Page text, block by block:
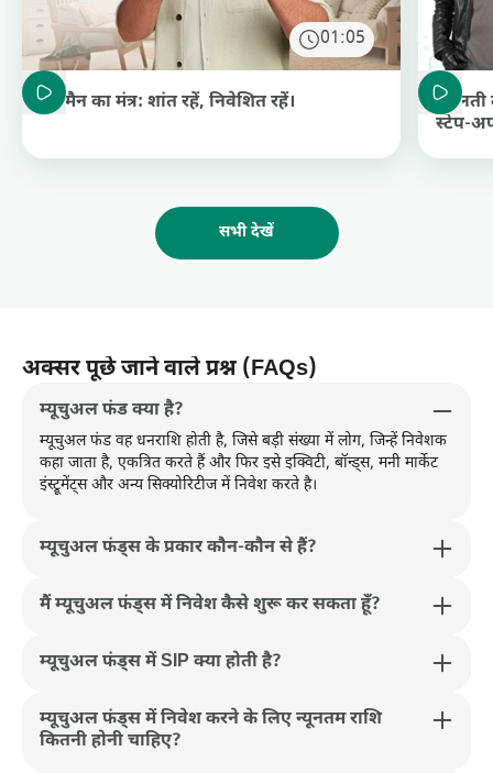
01:05
Duration: 1 minute and 5 seconds
हिटमैन का मंत्र: शांत रहें, निवेशित रहें।
बदलती
स्टेप-
सभी देखें
अक्सर पूछे जाने वाले प्रश्न (FAQs)
म्यूचुअल फंड क्या है?
म्यूचुअल फंड वह धनराशि होती है, जिसे बड़ी संख्या में लोग, जिन्हें निवेशक
कहा जाता है, एकत्रित करते हैं और फिर इसे इक्विटी, बॉन्ड्स, मनी मार्केट
इंस्ट्रूमेंट्स और अन्य सिक्योरिटीज में निवेश करते है।
म्यूचुअल फंड्स के प्रकार कौन-कौन से हैं?
मैं म्यूचुअल फंड्स में निवेश कैसे शुरू कर सकता हूँ?
म्यूचुअल फंड्स में SIP क्या होती है?
म्यूचुअल फंड्स में निवेश करने के लिए न्यूनतम राशि
कितनी होनी चाहिए?